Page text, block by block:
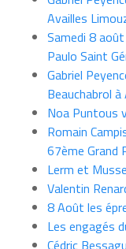
Availles
Samedi 8 août
Paulo Saint
Gabriel
Beauchabrol à
Noa Puntous
Romain
67ème Grand
Lerm et
Valentin
8 Août les
Les engagés